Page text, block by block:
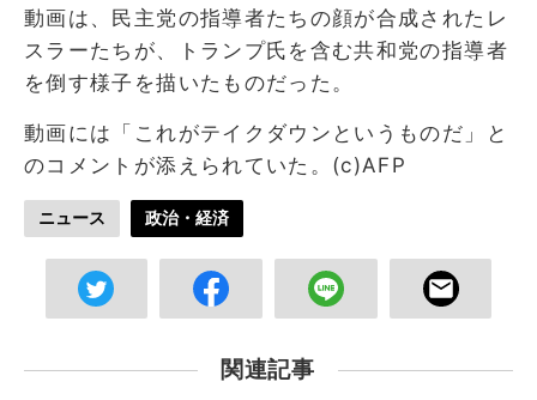
動画は、民主党の指導者たちの顔が合成されたレ
スラーたちが、トランプ氏を含む共和党の指導者
を倒す様子を描いたものだった。
動画には「これがテイクダウンというものだ」と
のコメントが添えられていた。(c)AFP
ニュース 政治・経済
関連記事